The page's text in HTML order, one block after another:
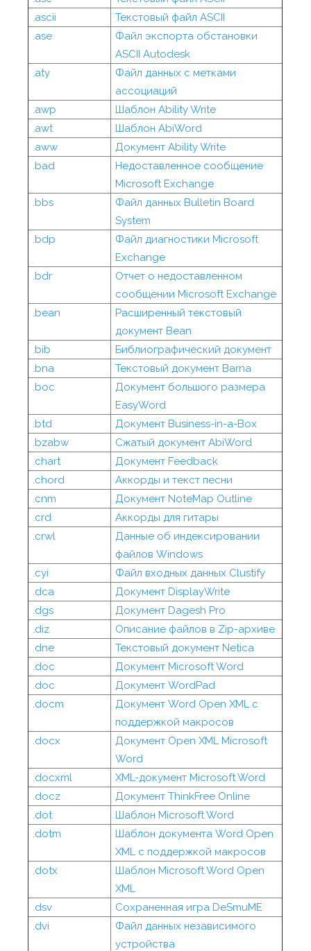
.ascii
Текстовый файл ASCII
.ase
Файл экспорта обстановки
ASCII Autodesk
.aty
Файл данных с метками
ассоциаций
.awp
Шаблон Ability Write
.awt
Шаблон AbiWord
.aww
Документ Ability Write
.bad
Недоставленное сообщение
Microsoft Exchange
.bbs
Файл данных Bulletin Board
System
.bdp
Файл диагностики Microsoft
Exchange
.bdr
Отчет о недоставленном
сообщении Microsoft Exchange
.bean
Расширенный текстовый
документ Bean
.bib
Библиографический документ
.bna
Текстовый документ Barna
.boc
Документ большого размера
EasyWord
.btd
Документ Business-in-a-Box
.bzabw
Сжатый документ AbiWord
.chart
Документ Feedback
.chord
Аккорды и текст песни
.cnm
Документ NoteMap Outline
.crd
Аккорды для гитары
.crwl
Данные об индексировании
файлов Windows
.cyi
Файл входных данных Clustify
.dca
Документ DisplayWrite
.dgs
Документ Dagesh Pro
.diz
Описание файлов в Zip-архиве
.dne
Текстовый документ Netica
.doc
Документ Microsoft Word
.doc
Документ WordPad
.docm
Документ Word Open XML с
поддержкой макросов
.docx
Документ Open XML Microsoft
Word
.docxml
XML-документ Microsoft Word
.docz
Документ ThinkFree Online
.dot
Шаблон Microsoft Word
.dotm
Шаблон документа Word Open
XML с поддержкой макросов
.dotx
Шаблон Microsoft Word Open
XML
.dsv
Сохраненная игра DeSmuME
.dvi
Файл данных независимого
устройства